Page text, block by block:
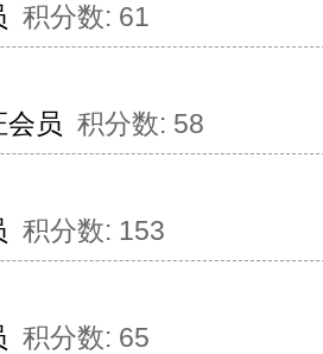
积分数: 61
会员 积分数: 58
积分数: 153
积分数: 65